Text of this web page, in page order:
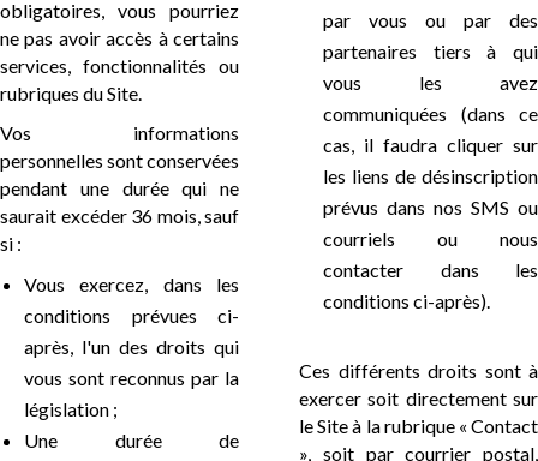
obligatoires, vous pourriez
ne pas avoir accès à certains
services, fonctionnalités ou
rubriques du Site.
Vos informations
personnelles sont conservées
pendant une durée qui ne
saurait excéder 36 mois, sauf
si :
Vous exercez, dans les
conditions prévues ci-
après, l'un des droits qui
vous sont reconnus par la
législation ;
Une durée de
par vous ou par des
partenaires tiers à qui
vous les avez
communiquées (dans ce
cas, il faudra cliquer sur
les liens de désinscription
prévus dans nos SMS ou
courriels ou nous
contacter dans les
conditions ci-après).
Ces différents droits sont à
exercer soit directement sur
le Site à la rubrique « Contact
», soit par courrier postal,